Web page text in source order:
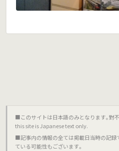
■このサイトは日本語のみとなります｡對
this site is Japanese text only.
■記事内の情報の全ては掲載日当時の記録
ている可能性もございます｡